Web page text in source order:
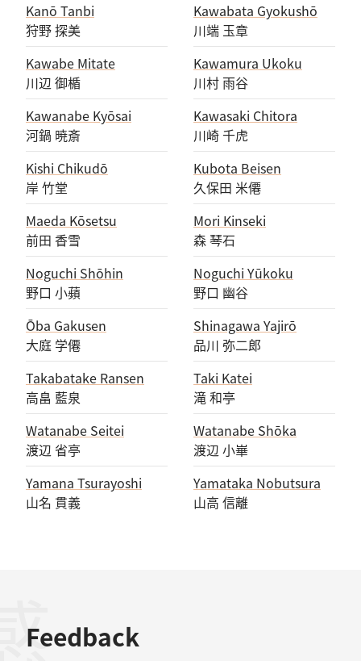
Kanō Tanbi
狩野 探美
Kawabata Gyokushō
川端 玉章
Kawabe Mitate
川辺 御楯
Kawamura Ukoku
川村 雨谷
Kawanabe Kyōsai
河鍋 暁斎
Kawasaki Chitora
川崎 千虎
Kishi Chikudō
岸 竹堂
Kubota Beisen
久保田 米僊
Maeda Kōsetsu
前田 香雪
Mori Kinseki
森 琴石
Noguchi Shōhin
野口 小蘋
Noguchi Yūkoku
野口 幽谷
Ōba Gakusen
大庭 学僊
Shinagawa Yajirō
品川 弥二郎
Takabatake Ransen
高畠 藍泉
Taki Katei
滝 和亭
Watanabe Seitei
渡辺 省亭
Watanabe Shōka
渡辺 小崋
Yamana Tsurayoshi
山名 貫義
Yamataka Nobutsura
山高 信離
Feedback